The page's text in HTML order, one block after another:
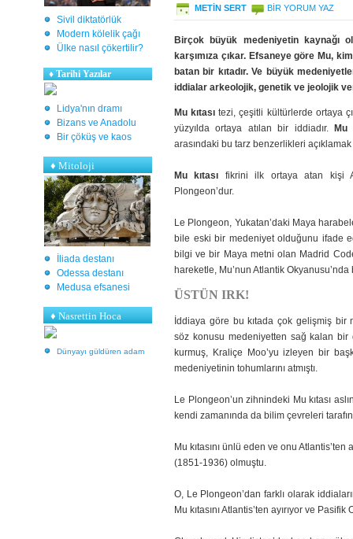
Sivil diktatörlük
Modern kölelik çağı
Ülke nasıl çökertilir?
♦ Tarihi Yazılar
Lidya'nın dramı
Bizans ve Anadolu
Bir çöküş ve kaos
♦Mitoloji
İliada destanı
Odessa destanı
Medusa efsanesi
♦ Nasrettin Hoca
Dünyayı güldüren adam
METİN SERT BIR YORUM YAZ
Birçok büyük medeniyetin kaynağı
karşımıza çıkar. Efsaneye göre Mu,
batan bir kıtadır. Ve büyük
iddialar arkeolojik, genetik ve jeolojik
Mu kıtası tezi, çeşitli kültürlerde ortaya
yüzyılda ortaya atılan bir iddiadır.
Mu
arasındaki bu tarz benzerlikleri
Mu kıtası fikrini ilk ortaya atan kişi
Plongeon’dur.
Le Plongeon, Yukatan’daki Maya
bile eski bir medeniyet olduğunu ifade
bilgi ve bir Maya metni olan Madrid
hareketle, Mu’nun Atlantik
ÜSTÜN IRK!
İddiaya göre bu kıtada çok gelişmiş bir
söz konusu medeniyetten sağ kalan bir
kurmuş, Kraliçe Moo’yu izleyen bir
medeniyetinin tohumlarını atmıştı.
Le Plongeon’un zihnindeki Mu kıtası
kendi zamanında da bilim çevreleri
Mu kıtasını ünlü eden ve onu
(1851-1936) olmuştu.
O, Le Plongeon’dan farklı olarak
Mu kıtasını Atlantis’ten ayırıyor ve